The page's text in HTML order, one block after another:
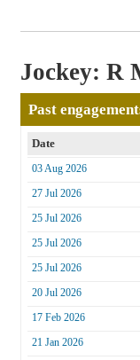
Jockey: R
Past
Date
03 Aug 2026
27 Jul 2026
25 Jul 2026
25 Jul 2026
25 Jul 2026
20 Jul 2026
17 Feb 2026
21 Jan 2026